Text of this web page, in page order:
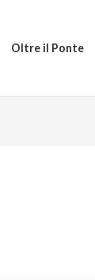
Oltre il Ponte